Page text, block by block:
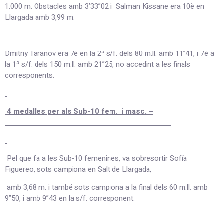
1.000 m. Obstacles amb 3’33”02 i Salman Kissane era 10è en
Llargada amb 3,99 m.
Dmitriy Taranov era 7è en la 2ª s/f. dels 80 m.ll. amb 11”41, i 7è a
la 1ª s/f. dels 150 m.ll. amb 21”25, no accedint a les finals
corresponents.
4 medalles per als Sub-10 fem. i masc. –
Pel que fa a les Sub-10 femenines, va sobresortir Sofía
Figuereo, sots campiona en Salt de Llargada,
amb 3,68 m. i també sots campiona a la final dels 60 m.ll. amb
9”50, i amb 9”43 en la s/f. corresponent.